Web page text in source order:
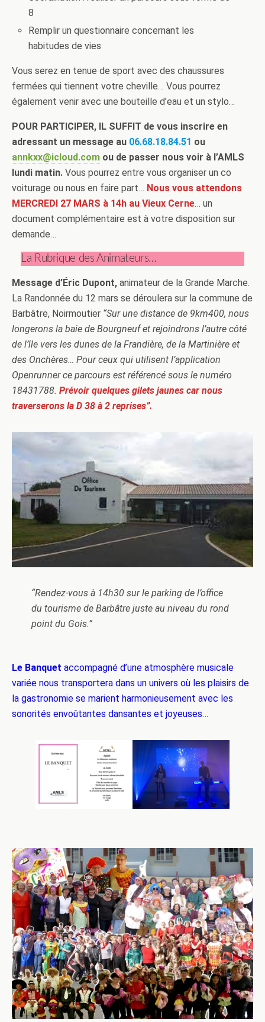
8
Remplir un questionnaire concernant les
habitudes de vies
Vous serez en tenue de sport avec des chaussures
fermées qui tiennent votre cheville… Vous pourrez
également venir avec une bouteille d’eau et un stylo…
POUR PARTICIPER, IL SUFFIT de vous inscrire en
adressant un message au 06.68.18.84.51 ou
annkxx@icloud.com ou de passer nous voir à l’AMLS
lundi matin. Vous pourrez entre vous organiser un co
voiturage ou nous en faire part… Nous vous attendons
MERCREDI 27 MARS à 14h au Vieux Cerne… un
document complémentaire est à votre disposition sur
demande…
La Rubrique des Animateurs…
Message d’Éric Dupont, animateur de la Grande Marche.
La Randonnée du 12 mars se déroulera sur la commune de
Barbâtre, Noirmoutier “Sur une distance de 9km400, nous
longerons la baie de Bourgneuf et rejoindrons l’autre côté
de l’île vers les dunes de la Frandière, de la Martinière et
des Onchères… Pour ceux qui utilisent l’application
Openrunner ce parcours est référencé sous le numéro
18431788. Prévoir quelques gilets jaunes car nous
traverserons la D 38 à 2 reprises”.
“Rendez-vous à 14h30 sur le parking de l’office
du tourisme de Barbâtre juste au niveau du rond
point du Gois.”
Le Banquet accompagné d’une atmosphère musicale
variée nous transportera dans un univers où les plaisirs de
la gastronomie se marient harmonieusement avec les
sonorités envoûtantes dansantes et joyeuses…